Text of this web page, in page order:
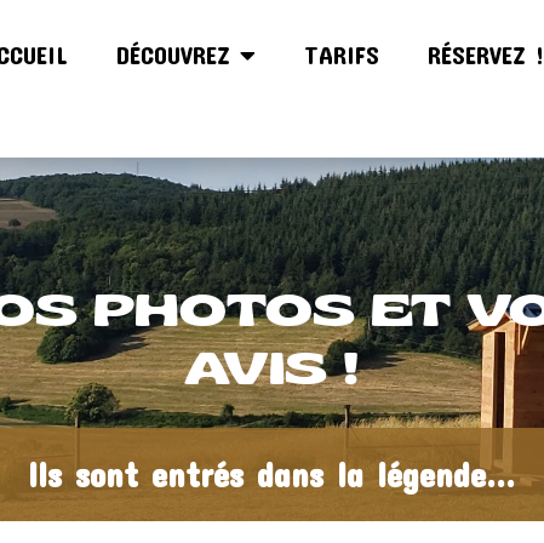
DÉCOUVREZ TARIFS RÉSERVEZ !
PHOTOS ET
AVIS !
Ils sont entrés dans la légende...